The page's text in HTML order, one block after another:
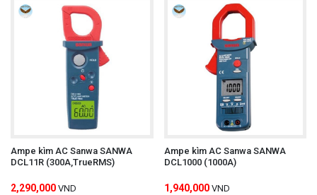
Ampe kìm AC Sanwa SANWA
DCL11R (300A,TrueRMS)
2,290,000 VND
Ampe kìm AC Sanwa SANWA
DCL1000 (1000A)
1,940,000 VND